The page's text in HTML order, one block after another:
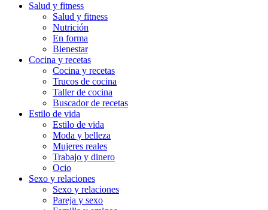
Salud y fitness
Salud y fitness
Nutrición
En forma
Bienestar
Cocina y recetas
Cocina y recetas
Trucos de cocina
Taller de cocina
Buscador de recetas
Estilo de vida
Estilo de vida
Moda y belleza
Mujeres reales
Trabajo y dinero
Ocio
Sexo y relaciones
Sexo y relaciones
Pareja y sexo